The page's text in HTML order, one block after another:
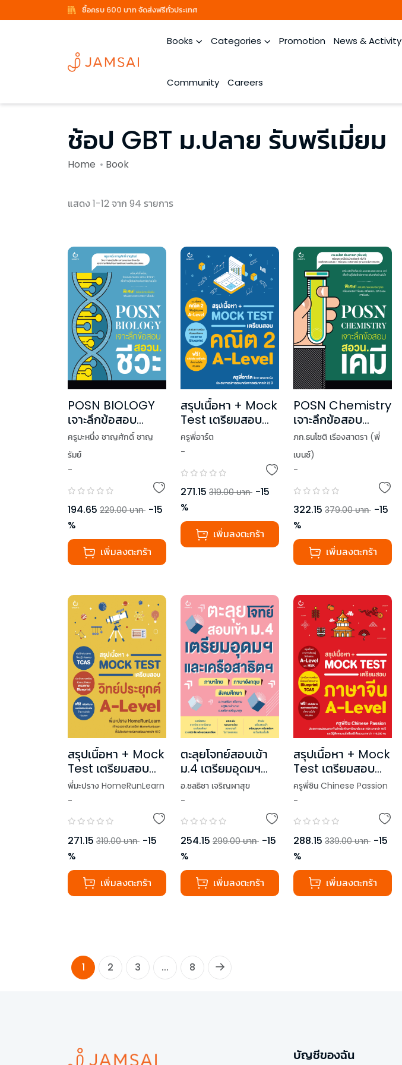
ซื้อครบ 600 บาท จัดส่งฟรีทั่วประเทศ
Books Categories Promotion News & Activity
Community Careers
ช้อป GBT ม.ปลาย รับพรีเมี่ยม
Home Book
แสดง 1-12 จาก 94 รายการ
POSN BIOLOGY
เจาะลึกข้อสอบ
สอวน. ชีวะ
ครูมะหนึ่ง ชาญศักดิ์ ชาญ
รัมย์
-
194.65 229.00 บาท -15
%
เพิ่มลงตะกร้า
สรุปเนื้อหา + Mock
Test เตรียมสอบ
คณิต 2 A-Level
ครูพี่อาร์ต
-
271.15 319.00 บาท -15
%
เพิ่มลงตะกร้า
POSN Chemistry
เจาะลึกข้อสอบ
สอวน. เคมี
ภก.ธนโชติ เรืองสาตรา (พี่
เบนซ์)
-
322.15 379.00 บาท -15
%
เพิ่มลงตะกร้า
สรุปเนื้อหา + Mock
Test เตรียมสอบ
วิทย์ประยุกต์ A-
Level
พี่มะปราง HomeRunLearn
-
271.15 319.00 บาท -15
%
เพิ่มลงตะกร้า
ตะลุยโจทย์สอบเข้า
ม.4 เตรียมอุดมฯ
และเครือสาธิตฯ
(ภาษาไทย+ภาษา
อังกฤษ+สังคมศึกษ
า)
อ.ชลธิชา เจริญผาสุข
,
,อ.ฐิติมา คำนามะ
-
254.15 299.00 บาท -15
%
เพิ่มลงตะกร้า
สรุปเนื้อหา + Mock
Test เตรียมสอบ
ภาษาจีน A-Level
ครูพี่ซิน Chinese Passion
-
288.15 339.00 บาท -15
%
เพิ่มลงตะกร้า
1 2 3 ... 8
บัญชีของฉัน